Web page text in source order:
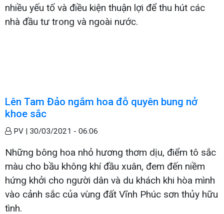
nhiều yếu tố và điều kiện thuận lợi để thu hút các
nhà đầu tư trong và ngoài nước.
Lên Tam Đảo ngắm hoa đỗ quyên bung nở
khoe sắc
PV | 30/03/2021 - 06:06
Những bông hoa nhỏ hương thơm dịu, điểm tô sắc
màu cho bầu không khí đầu xuân, đem đến niềm
hứng khởi cho người dân và du khách khi hòa mình
vào cảnh sắc của vùng đất Vĩnh Phúc sơn thủy hữu
tình.